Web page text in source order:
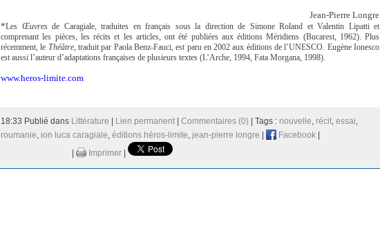
Jean-Pierre Longre
*Les Œuvresde Caragiale, traduites en français sous la direction de Simone Roland et Valentin Lipatti et
comprenant les pièces, les récits et les articles, ont été publiées aux éditions Méridiens (Bucarest, 1962). Plus
récemment, le Théâtre, traduit par Paola Benz-Fauci, est paru en 2002 aux éditions de l’UNESCO. Eugène Ionesco
est aussi l’auteur d’adaptations françaises de plusieurs textes (L’Arche, 1994, Fata Morgana, 1998).
www.heros-limite.com
18:33 Publié dans Littérature Lien permanent Commentaires (0) | Tags : nouvelle, récit, essai,
roumanie, ion luca caragiale, éditions héros-limite, jean-pierre longre Facebook
Imprimer